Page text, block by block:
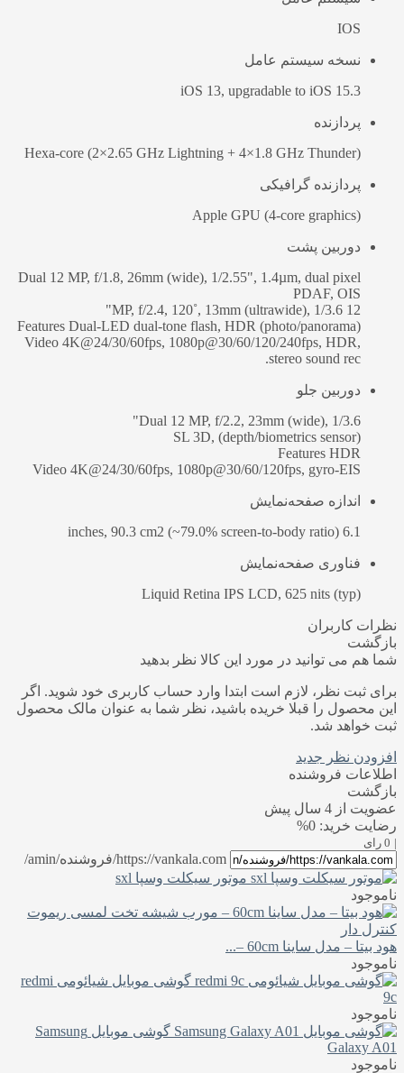
IOS
نسخه سیستم عامل
iOS 13, upgradable to iOS 15.3
پردازنده
Hexa-core (2×2.65 GHz Lightning + 4×1.8 GHz Thunder)
پردازنده گرافیکی
Apple GPU (4-core graphics)
دوربین پشت
Dual 12 MP, f/1.8, 26mm (wide), 1/2.55", 1.4µm, dual pixel
PDAF, OIS
12 MP, f/2.4, 120˚, 13mm (ultrawide), 1/3.6"
Features Dual-LED dual-tone flash, HDR (photo/panorama)
Video 4K@24/30/60fps, 1080p@30/60/120/240fps, HDR,
stereo sound rec.
دوربین جلو
Dual 12 MP, f/2.2, 23mm (wide), 1/3.6"
SL 3D, (depth/biometrics sensor)
Features HDR
Video 4K@24/30/60fps, 1080p@30/60/120fps, gyro-EIS
اندازه صفحه‌نمایش
6.1 inches, 90.3 cm2 (~79.0% screen-to-body ratio)
فناوری صفحه‌نمایش
Liquid Retina IPS LCD, 625 nits (typ)
نظرات کاربران
بازگشت
شما هم می توانید در مورد این کالا نظر بدهید
برای ثبت نظر، لازم است ابتدا وارد حساب کاربری خود شوید. اگر
این محصول را قبلا خریده باشید، نظر شما به عنوان مالک محصول
ثبت خواهد شد.
افزودن نظر جدید
اطلاعات فروشنده
بازگشت
عضویت از 4 سال پیش
رضایت خرید: 0%
| 0 رای
https://vankala.com/فروشنده/amin/
موتور سیکلت وسپا sxl
ناموجود
هود بیتا – مدل ساینا 60cm –...
ناموجود
گوشی موبایل شیائومی redmi
9c
ناموجود
گوشی موبایل Samsung
Galaxy A01
ناموجود